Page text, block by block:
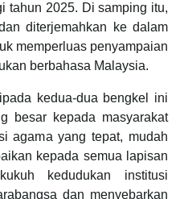
tahun 2025. Di samping itu,
diterjemahkan ke dalam
memperluas penyampaian
berbahasa Malaysia.
kedua-dua bengkel ini
besar kepada masyarakat
agama yang tepat, mudah
kepada semua lapisan
kedudukan institusi
dan menyebarkan